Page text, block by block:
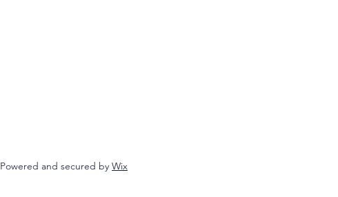
Powered and secured by Wix